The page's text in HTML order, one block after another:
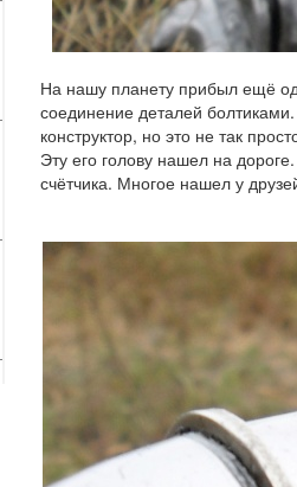
На нашу планету прибыл ещё
соединение деталей
конструктор, но это не так
Эту его голову нашел на
счётчика. Многое нашел у